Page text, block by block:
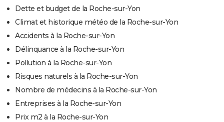
Dette et budget de la Roche-sur-Yon
Climat et historique météo de la Roche-sur-Yon
Accidents à la Roche-sur-Yon
Délinquance à la Roche-sur-Yon
Pollution à la Roche-sur-Yon
Risques naturels à la Roche-sur-Yon
Nombre de médecins à la Roche-sur-Yon
Entreprises à la Roche-sur-Yon
Prix m2 à la Roche-sur-Yon